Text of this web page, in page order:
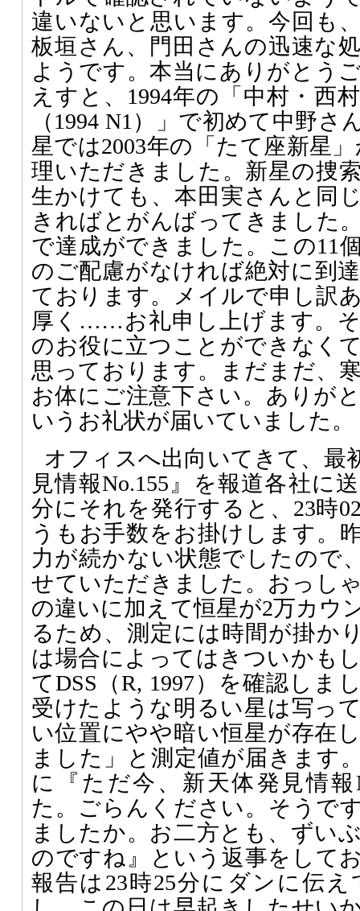
違いないと思います。今回も
板垣さん、門田さんの迅速な
ようです。本当にありがとう
えすと、1994年の「中村・西
（1994 N1）」で初めて中野
星では2003年の「たて座新星
理いただきました。新星の捜
生かけても、本田実さんと同
きればとがんばってきました
で達成ができました。この11
のご配慮がなければ絶対に到
ております。メイルで申し訳
厚く……お礼申し上げます。
のお役に立つことができなく
思っております。まだまだ、
お体にご注意下さい。ありが
いうお礼状が届いていました。
オフィスへ出向いてきて、最
見情報No.155』を報道各社に
分にそれを発行すると、23時
うもお手数をお掛けします。
力が続かない状態でしたので
せていただきました。おっし
の違いに加えて恒星が2万カウ
るため、測定には時間が掛か
は場合によってはきついかも
てDSS（R, 1997）を確認しま
受けたような明るい星は写っ
い位置にやや暗い恒星が存在
ました」と測定値が届きます
に『ただ今、新天体発見情報
た。ごらんください。そうで
ましたか。お二方とも、ずい
のですね』という返事をして
報告は23時25分にダンに伝